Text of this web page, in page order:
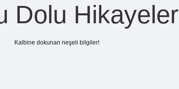
Dolu Hikayeler
Kalbine dokunan neşeli bilgiler!